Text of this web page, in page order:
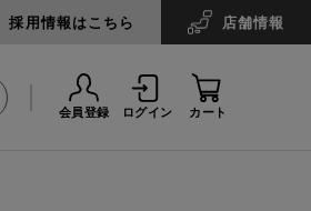
採用情報はこちら 店舗情報
会員登録 ログイン カート